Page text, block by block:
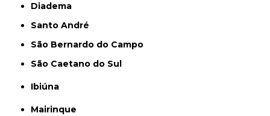
Diadema
Santo André
São Bernardo do Campo
São Caetano do Sul
Ibiúna
Mairinque